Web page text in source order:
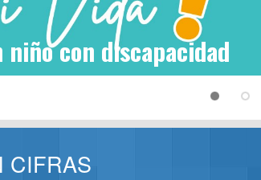
con discapacidad
CIFRAS